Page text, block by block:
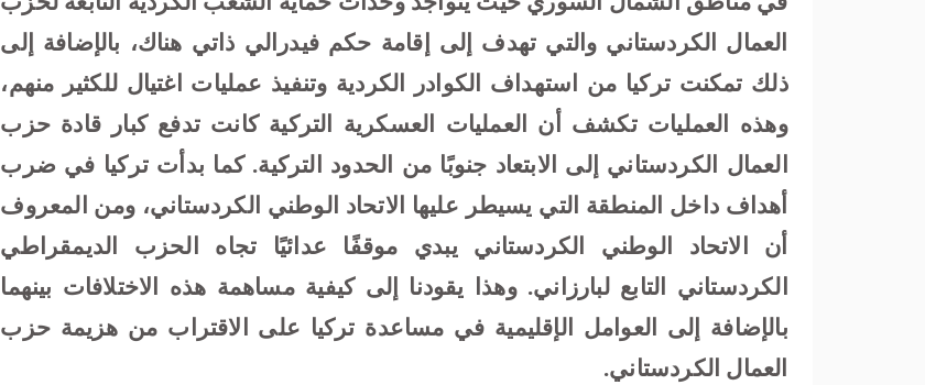
العمال الكردستاني والتي تهدف إلى إقامة حكم فيدرالي ذاتي هناك، بالإضافة إلى
ذلك تمكنت تركيا من استهداف الكوادر الكردية وتنفيذ عمليات اغتيال للكثير منهم،
وهذه العمليات تكشف أن العمليات العسكرية التركية كانت تدفع كبار قادة حزب
العمال الكردستاني إلى الابتعاد جنوبًا من الحدود التركية. كما بدأت تركيا في ضرب
أهداف داخل المنطقة التي يسيطر عليها الاتحاد الوطني الكردستاني، ومن المعروف
أن الاتحاد الوطني الكردستاني يبدي موقفًا عدائيًا تجاه الحزب الديمقراطي
الكردستاني التابع لبارزاني. وهذا يقودنا إلى كيفية مساهمة هذه الاختلافات بينهما
بالإضافة إلى العوامل الإقليمية في مساعدة تركيا على الاقتراب من هزيمة حزب
العمال الكردستاني.